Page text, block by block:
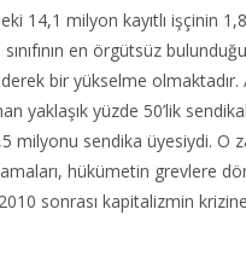
14,1 milyon kayıtlı işçinin
en örgütsüz
bir yükselme
yaklaşık yüzde 50’lik
milyonu sendika üyesiydi.
hükümetin grevlere
sonrası kapitalizmin